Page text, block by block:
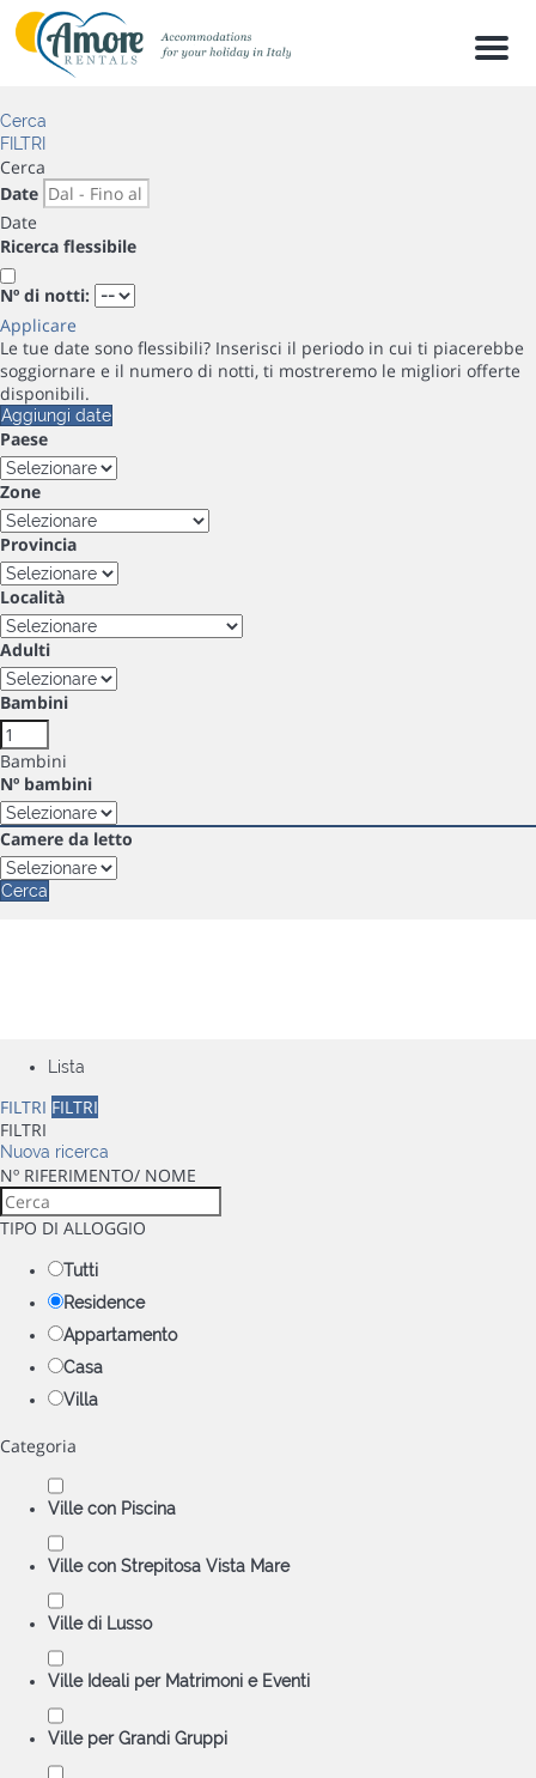
Menu
Cerca
FILTRI
Cerca
Date
Date
Ricerca flessibile
Nº di notti:
Applicare
Le tue date sono flessibili? Inserisci il periodo in cui ti piacerebbe
soggiornare e il numero di notti, ti mostreremo le migliori offerte
disponibili.
Aggiungi date
Paese
Zone
Provincia
Località
Adulti
Bambini
Bambini
Nº bambini
Camere da letto
Cerca
Lista
FILTRI FILTRI
FILTRI
Nuova ricerca
Nº RIFERIMENTO/ NOME
TIPO DI ALLOGGIO
Tutti
Residence
Appartamento
Casa
Villa
Categoria
Ville con Piscina
Ville con Strepitosa Vista Mare
Ville di Lusso
Ville Ideali per Matrimoni e Eventi
Ville per Grandi Gruppi